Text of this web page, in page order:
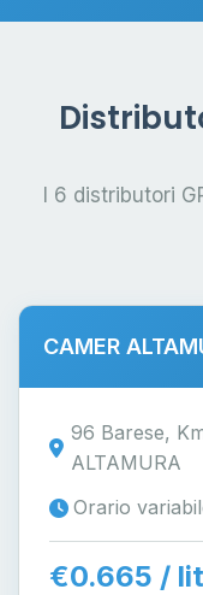
I 6 distributori
CAMER
96 Barese,
ALTAMURA
Orario
€0.665 /